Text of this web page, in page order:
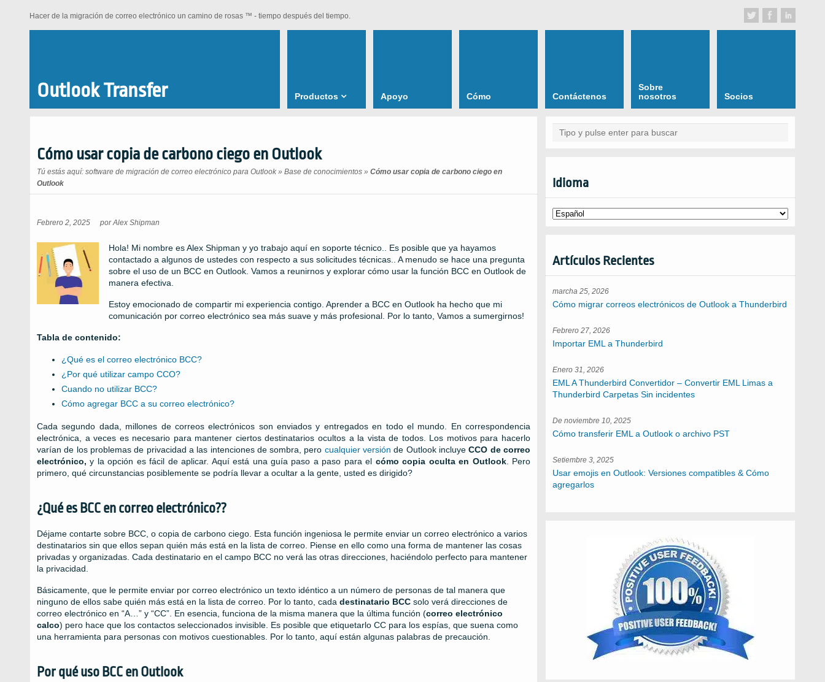
Hacer de la migración de correo electrónico un camino de rosas ™ - tiempo después del tiempo.
Outlook Transfer Productos Apoyo Cómo Contáctenos
Sobre
nosotros
Socios
Cómo usar copia de carbono ciego en Outlook
Tú estás aquí: software de migración de correo electrónico para Outlook » Base de conocimientos » Cómo usar copia de carbono ciego en
Outlook
Febrero 2, 2025 porAlex Shipman
Hola! Mi nombre es Alex Shipman y yo trabajo aquí en soporte técnico.. Es posible que ya hayamos
contactado a algunos de ustedes con respecto a sus solicitudes técnicas.. A menudo se hace una pregunta
sobre el uso de un BCC en Outlook. Vamos a reunirnos y explorar cómo usar la función BCC en Outlook de
manera efectiva.
Estoy emocionado de compartir mi experiencia contigo. Aprender a BCC en Outlook ha hecho que mi
comunicación por correo electrónico sea más suave y más profesional. Por lo tanto, Vamos a sumergirnos!
Tabla de contenido:
¿Qué es el correo electrónico BCC?
¿Por qué utilizar campo CCO?
Cuando no utilizar BCC?
Cómo agregar BCC a su correo electrónico?
Cada segundo dada, millones de correos electrónicos son enviados y entregados en todo el mundo. En correspondencia
electrónica, a veces es necesario para mantener ciertos destinatarios ocultos a la vista de todos. Los motivos para hacerlo
varían de los problemas de privacidad a las intenciones de sombra, pero cualquier versión de Outlook incluyeCCO de correo
electrónico,y la opción es fácil de aplicar. Aquí está una guía paso a paso para el cómo copia oculta en Outlook. Pero
primero, qué circunstancias posiblemente se podría llevar a ocultar a la gente, usted es dirigido?
¿Qué es BCC en correo electrónico??
Déjame contarte sobre BCC, o copia de carbono ciego. Esta función ingeniosa le permite enviar un correo electrónico a varios
destinatarios sin que ellos sepan quién más está en la lista de correo. Piense en ello como una forma de mantener las cosas
privadas y organizadas. Cada destinatario en el campo BCC no verá las otras direcciones, haciéndolo perfecto para mantener
la privacidad.
Básicamente, que le permite enviar por correo electrónico un texto idéntico a un número de personas de tal manera que
ninguno de ellos sabe quién más está en la lista de correo. Por lo tanto, cada destinatario BCC solo verá direcciones de
correo electrónico en “A…” y “CC”. En esencia, funciona de la misma manera que la última función (correo electrónico
calco) pero hace que los contactos seleccionados invisible. Es posible que etiquetarlo CC para los espías, que suena como
una herramienta para personas con motivos cuestionables. Por lo tanto, aquí están algunas palabras de precaución.
Por qué uso BCC en Outlook
Idioma
Artículos Recientes
marcha 25, 2026
Cómo migrar correos electrónicos de Outlook a Thunderbird
Febrero 27, 2026
Importar EML a Thunderbird
Enero 31, 2026
EML A Thunderbird Convertidor – Convertir EML Limas a
Thunderbird Carpetas Sin incidentes
De noviembre 10, 2025
Cómo transferir EML a Outlook o archivo PST
Setiembre 3, 2025
Usar emojis en Outlook: Versiones compatibles & Cómo
agregarlos